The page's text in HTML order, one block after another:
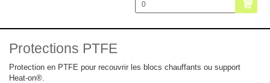
Protections PTFE
Protection en PTFE pour recouvrir les blocs chauffants ou support
Heat-on®.